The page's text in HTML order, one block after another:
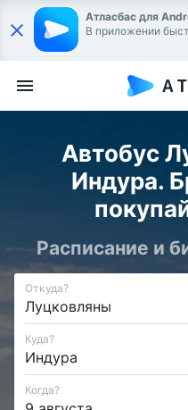
Атласбас для
В приложении
Автобус
Индура.
Расписание и
Откуда?
Куда?
Когда?